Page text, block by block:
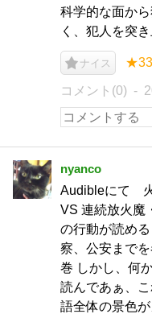
科学的な面か
く、犯人を突
ナイス ★33
コメント(0)
nyanco
Audibleにて
VS 連続放火魔
の行動が読め
察、公安まで
巻 しかし、何
読んであぁ、
語全体の景色